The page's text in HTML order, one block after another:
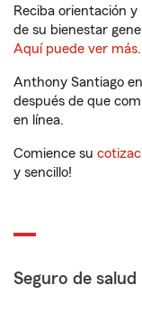
Reciba orientación
de su bienestar
Aquí puede ver más.
Anthony Santiago
después de que
en línea.
Comience su
y sencillo!
Seguro de salud